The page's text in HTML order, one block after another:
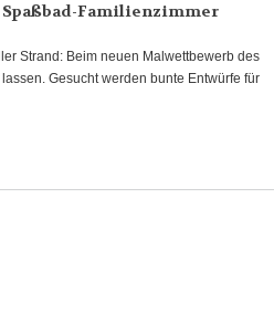
Familienzimmer
Strand: Beim neuen Malwettbewerb des
Gesucht werden bunte Entwürfe für